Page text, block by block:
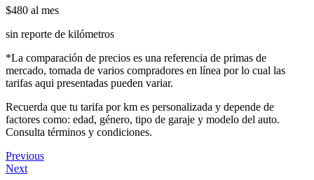
$480 al mes
sin reporte de kilómetros
*La comparación de precios es una referencia de primas de
mercado, tomada de varios compradores en línea por lo cual las
tarifas aqui presentadas pueden variar.
Recuerda que tu tarifa por km es personalizada y depende de
factores como: edad, género, tipo de garaje y modelo del auto.
Consulta términos y condiciones.
Previous
Next